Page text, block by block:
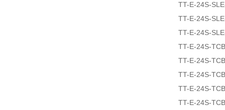
TT-E-24S-
TT-E-24S-
TT-E-24S-
TT-E-24S-
TT-E-24S-
TT-E-24S-
TT-E-24S-
TT-E-24S-